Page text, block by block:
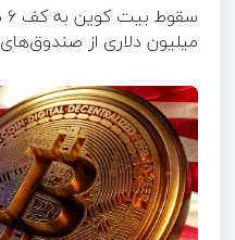
میلیون دلاری از صندوق‌های ETF